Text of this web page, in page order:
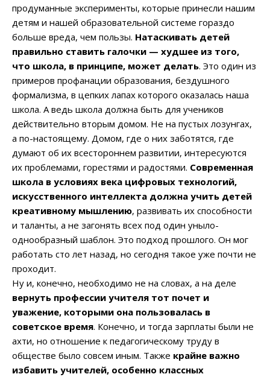
продуманные эксперименты, которые принесли нашим
детям и нашей образовательной системе гораздо
больше вреда, чем пользы. Натаскивать детей
правильно ставить галочки — худшее из того,
что школа, в принципе, может делать. Это один из
примеров профанации образования, бездушного
формализма, в цепких лапах которого оказалась наша
школа. А ведь школа должна быть для учеников
действительно вторым домом. Не на пустых лозунгах,
а по-настоящему. Домом, где о них заботятся, где
думают об их всестороннем развитии, интересуются
их проблемами, горестями и радостями. Современная
школа в условиях века цифровых технологий,
искусственного интеллекта должна учить детей
креативному мышлению, развивать их способности
и таланты, а не загонять всех под один уныло-
однообразный шаблон. Это подход прошлого. Он мог
работать сто лет назад, но сегодня такое уже почти не
проходит.
Ну и, конечно, необходимо не на словах, а на деле
вернуть профессии учителя тот почет и
уважение, которыми она пользовалась в
советское время. Конечно, и тогда зарплаты были не
ахти, но отношение к педагогическому труду в
обществе было совсем иным. Также крайне важно
избавить учителей, особенно классных